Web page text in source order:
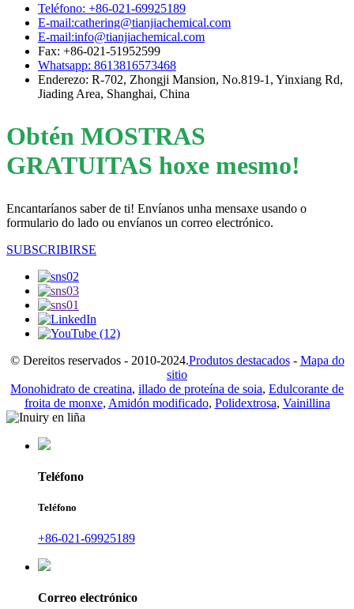
Teléfono: +86-021-69925189
E-mail:cathering@tianjiachemical.com
E-mail:info@tianjiachemical.com
Fax: +86-021-51952599
Whatsapp: 8613816573468
Enderezo: R-702, Zhongji Mansion, No.819-1, Yinxiang Rd,
Jiading Area, Shanghai, China
Obtén MOSTRAS
GRATUITAS hoxe mesmo!
Encantaríanos saber de ti! Envíanos unha mensaxe usando o
formulario do lado ou envíanos un correo electrónico.
SUBSCRIBIRSE
© Dereitos reservados - 2010-2024.Produtos destacados- Mapa do
sitio
Monohidrato de creatina, illado de proteína de soia, Edulcorante de
froita de monxe, Amidón modificado, Polidextrosa, Vainillina
Teléfono
Teléfono
+86-021-69925189
Correo electrónico